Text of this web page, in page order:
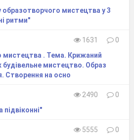
–
образотворчого мистецтва у 3
ритми"
1631
0
мистецтва . Тема. Крижаний
будівельне мистецтво. Образ
Створення на осно
2490
0
підвіконні"
5555
0